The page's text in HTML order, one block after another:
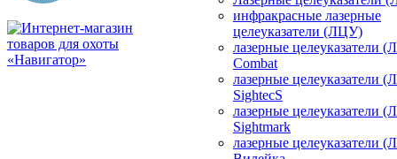
инфракрасные лазерные
целеуказатели (ЛЦУ)
лазерные целеуказатели
Combat
лазерные целеуказатели
SightecS
лазерные целеуказатели
Sightmark
лазерные целеуказатели